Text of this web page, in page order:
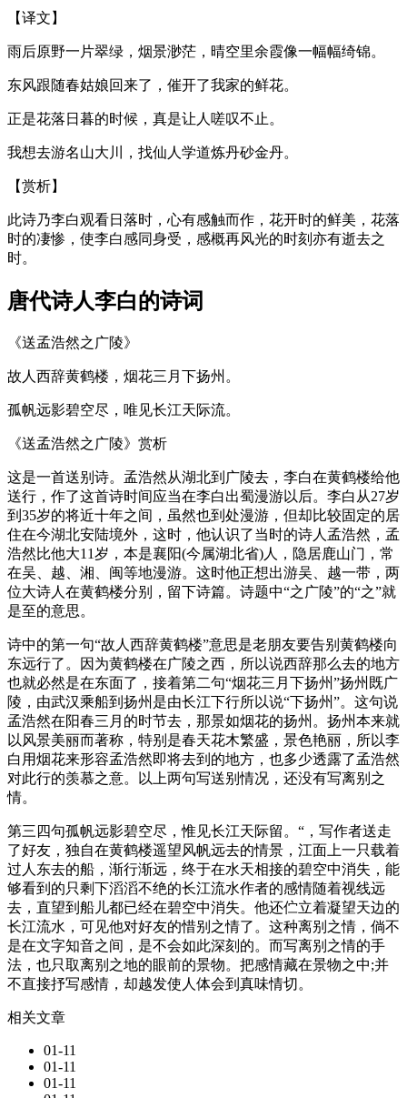
【译文】
雨后原野一片翠绿，烟景渺茫，晴空里余霞像一幅幅绮锦。
东风跟随春姑娘回来了，催开了我家的鲜花。
正是花落日暮的时候，真是让人嗟叹不止。
我想去游名山大川，找仙人学道炼丹砂金丹。
【赏析】
此诗乃李白观看日落时，心有感触而作，花开时的鲜美，花落
时的凄惨，使李白感同身受，感概再风光的时刻亦有逝去之
时。
唐代诗人李白的诗词
《送孟浩然之广陵》
故人西辞黄鹤楼，烟花三月下扬州。
孤帆远影碧空尽，唯见长江天际流。
《送孟浩然之广陵》赏析
这是一首送别诗。孟浩然从湖北到广陵去，李白在黄鹤楼给他
送行，作了这首诗时间应当在李白出蜀漫游以后。李白从27岁
到35岁的将近十年之间，虽然也到处漫游，但却比较固定的居
住在今湖北安陆境外，这时，他认识了当时的诗人孟浩然，孟
浩然比他大11岁，本是襄阳(今属湖北省)人，隐居鹿山门，常
在吴、越、湘、闽等地漫游。这时他正想出游吴、越一带，两
位大诗人在黄鹤楼分别，留下诗篇。诗题中“之广陵”的“之”就
是至的意思。
诗中的第一句“故人西辞黄鹤楼”意思是老朋友要告别黄鹤楼向
东远行了。因为黄鹤楼在广陵之西，所以说西辞那么去的地方
也就必然是在东面了，接着第二句“烟花三月下扬州”扬州既广
陵，由武汉乘船到扬州是由长江下行所以说“下扬州”。这句说
孟浩然在阳春三月的时节去，那景如烟花的扬州。扬州本来就
以风景美丽而著称，特别是春天花木繁盛，景色艳丽，所以李
白用烟花来形容孟浩然即将去到的地方，也多少透露了孟浩然
对此行的羡慕之意。以上两句写送别情况，还没有写离别之
情。
第三四句孤帆远影碧空尽，惟见长江天际留。“，写作者送走
了好友，独自在黄鹤楼遥望风帆远去的情景，江面上一只载着
过人东去的船，渐行渐远，终于在水天相接的碧空中消失，能
够看到的只剩下滔滔不绝的长江流水作者的感情随着视线远
去，直望到船儿都已经在碧空中消失。他还伫立着凝望天边的
长江流水，可见他对好友的惜别之情了。这种离别之情，倘不
是在文字知音之间，是不会如此深刻的。而写离别之情的手
法，也只取离别之地的眼前的景物。把感情藏在景物之中;并
不直接抒写感情，却越发使人体会到真味情切。
相关文章
01-11
01-11
01-11